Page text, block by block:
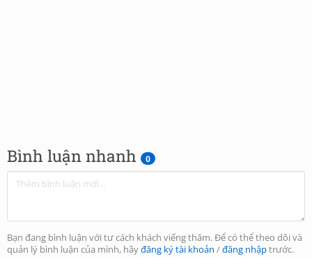
Bình luận nhanh 0
Bạn đang bình luận với tư cách khách viếng thăm. Để có thể theo dõi và
quản lý bình luận của mình, hãyđăng ký tài khoản /đăng nhậptrước.